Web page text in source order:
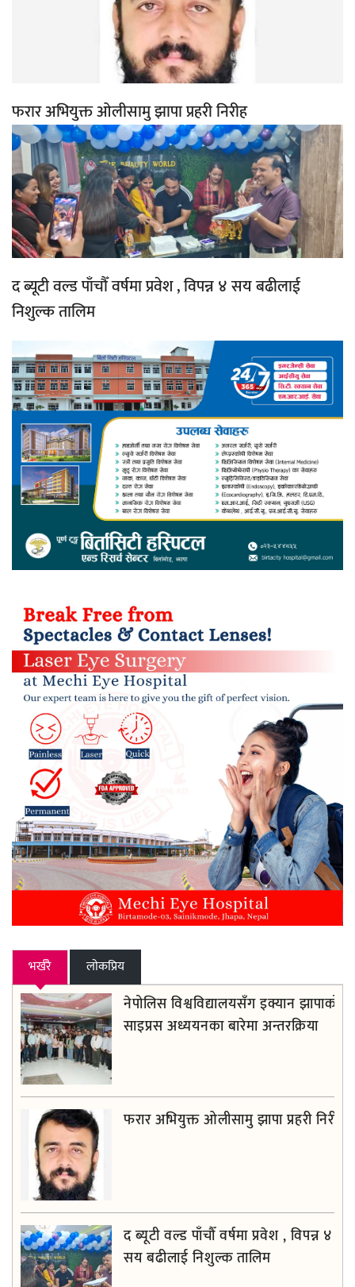
फरार अभियुक्त ओलीसामु झापा प्रहरी निरीह
द ब्यूटी वल्ड पाँचौँ वर्षमा प्रवेश , विपन्न ४ सय बढीलाई
निशुल्क तालिम
भर्खरै लाेकप्रिय
नेपोलिस विश्वविद्यालयसँग इक्यान झापाको
साइप्रस अध्ययनका बारेमा अन्तरक्रिया
फरार अभियुक्त ओलीसामु झापा प्रहरी निरीह
द ब्यूटी वल्ड पाँचौँ वर्षमा प्रवेश , विपन्न ४
सय बढीलाई निशुल्क तालिम